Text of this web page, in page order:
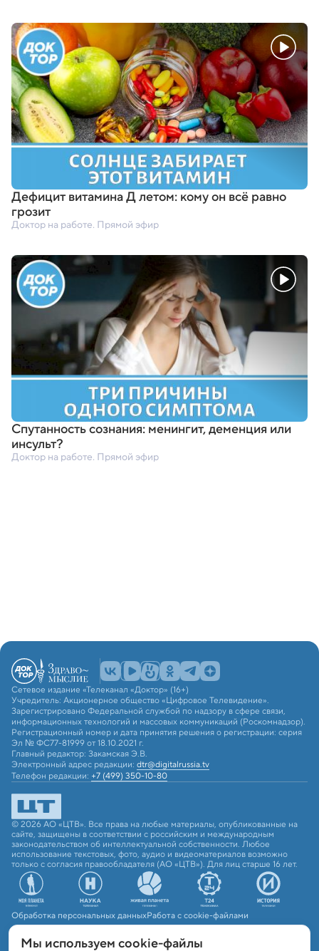
Дефицит витамина Д летом: кому он всё равно
грозит
Доктор на работе. Прямой эфир
Спутанность сознания: менингит,деменция или
инсульт?
Доктор на работе. Прямой эфир
Сетевое издание «Телеканал «Доктор» (16+)
Учредитель: Акционерное общество «Цифровое Телевидение».
Зарегистрировано Федеральной службой по надзору в сфере связи,
информационных технологий и массовых коммуникаций (Роскомнадзор).
Регистрационный номер и дата принятия решения о регистрации: серия
Эл № ФС77-81999 от 18.10.2021 г.
Главный редактор: Закамская Э.В.
Электронный адрес редакции: dtr@digitalrussia.tv
Телефон редакции: +7 (499) 350-10-80
© 2026 АО «ЦТВ». Все права на любые материалы, опубликованные на
сайте, защищены в соответствии с российским и международным
законодательством об интеллектуальной собственности. Любое
использование текстовых, фото, аудио и видеоматериалов возможно
только с согласия правообладателя (АО «ЦТВ»). Для лиц старше 16 лет.
Обработка персональных данныхРабота с cookie-файлами
Мы используем сookie-файлы